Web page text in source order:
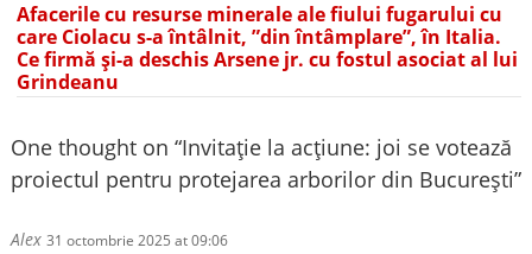
Afacerile cu resurse minerale ale fiului fugarului cu
care Ciolacu s-a întâlnit, ”din întâmplare”, în Italia.
Ce firmă și-a deschis Arsene jr. cu fostul asociat al lui
Grindeanu
One thought on “Invitație la acțiune: joi se votează
proiectul pentru protejarea arborilor din București”
Alex 31 octombrie 2025 at 09:06